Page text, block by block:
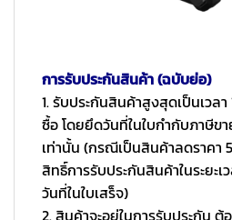
การรับประกันสินค้า (ฉบับย่อ)
1. รับประกันสินค้าสูงสุดเป็นเวล
ซื้อ โดยยึดวันที่ในใบกำกับภาษีขา
เท่านั้น (กรณีเป็นสินค้าลดราคา
สิทธิ์การรับประกันสินค้าในระยะเ
วันที่ในใบเสร็จ)
2. สินค้าจะอยู่ในการรับประกัน